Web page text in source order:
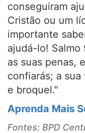
conseguiram
Cristão ou um
importante
ajudá-lo! Salmo
as suas penas,
confiarás; a
e broquel."
Aprenda Mais
Fontes: BPD